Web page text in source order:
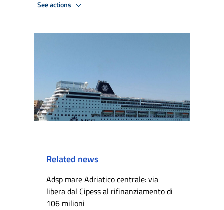
See actions
Related news
Adsp mare Adriatico centrale: via
libera dal Cipess al rifinanziamento di
106 milioni